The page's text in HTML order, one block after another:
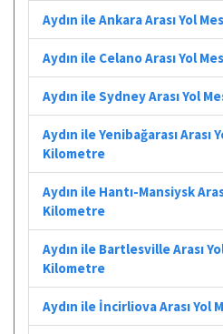
Aydın ile Ankara Arası Yol
Aydın ile Celano Arası Yol
Aydın ile Sydney Arası Yol
Aydın ile Yenibağarası Arası
Kilometre
Aydın ile Hantı-Mansiysk
Kilometre
Aydın ile Bartlesville Arası
Kilometre
Aydın ile İncirliova Arası Yol